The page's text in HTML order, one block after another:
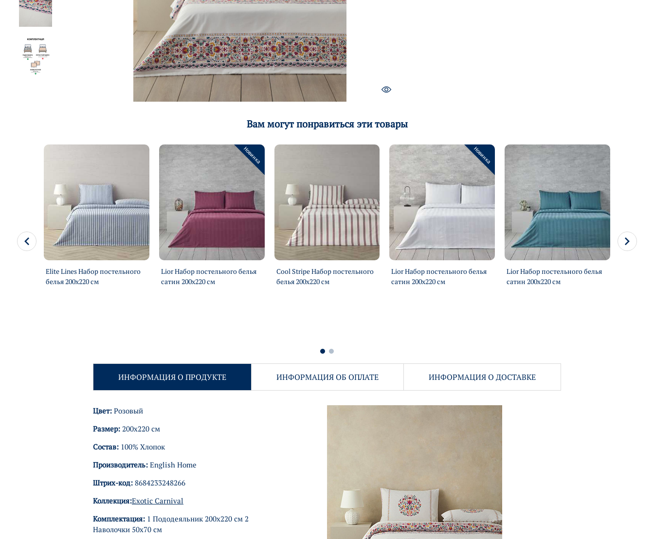
Вам могут понравиться эти товары
Elite Lines Набор постельного
белья 200х220 см
Новинка
Lior Набор постельного белья
сатин 200х220 см
Cool Stripe Набор постельного
белья 200х220 см
Новинка
Lior Набор постельного белья
сатин 200х220 см
Lior Набор постельного белья
сатин 200х220 см
ИНФОРМАЦИЯ О ПРОДУКТЕ ИНФОРМАЦИЯ ОБ ОПЛАТЕ ИНФОРМАЦИЯ О ДОСТАВКЕ
Цвет: Розовый
Размер: 200х220 см
Состав: 100% Хлопок
Производитель: English Home
Штрих-код: 8684233248266
Коллекция:Exotic Carnival
Комплектация: 1 Пододеяльник 200х220 см 2
Наволочки 50х70 см